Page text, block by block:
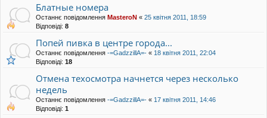
Блатные номера
Останнє повідомлення MasteroN « 25 квітня 2011, 18:59
Відповіді: 8
Попей пивка в центре города...
Останнє повідомлення -=GadzzillA=- « 18 квітня 2011, 22:04
Відповіді: 18
Отмена техосмотра начнется через несколько
недель
Останнє повідомлення -=GadzzillA=- « 17 квітня 2011, 14:46
Відповіді: 1